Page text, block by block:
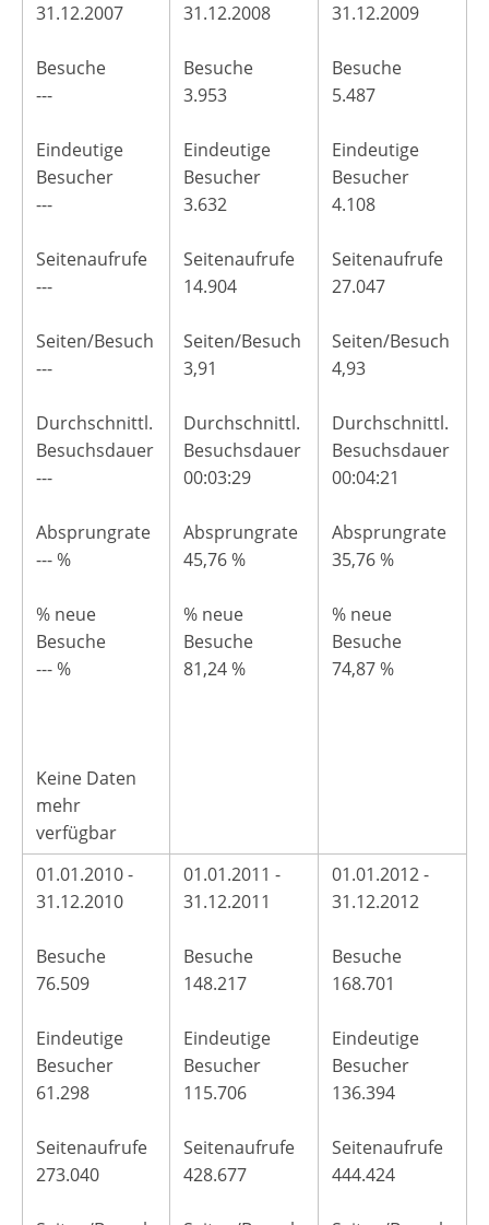
31.12.2007
Besuche
---
Eindeutige
Besucher
---
Seitenaufrufe
---
Seiten/Besuch
---
Durchschnittl.
Besuchsdauer
---
Absprungrate
--- %
% neue
Besuche
--- %
Keine Daten
mehr
verfügbar
31.12.2008
Besuche
3.953
Eindeutige
Besucher
3.632
Seitenaufrufe
14.904
Seiten/Besuch
3,91
Durchschnittl.
Besuchsdauer
00:03:29
Absprungrate
45,76 %
% neue
Besuche
81,24 %
31.12.2009
Besuche
5.487
Eindeutige
Besucher
4.108
Seitenaufrufe
27.047
Seiten/Besuch
4,93
Durchschnittl.
Besuchsdauer
00:04:21
Absprungrate
35,76 %
% neue
Besuche
74,87 %
01.01.2010 -
31.12.2010
Besuche
76.509
Eindeutige
Besucher
61.298
Seitenaufrufe
273.040
01.01.2011 -
31.12.2011
Besuche
148.217
Eindeutige
Besucher
115.706
Seitenaufrufe
428.677
01.01.2012 -
31.12.2012
Besuche
168.701
Eindeutige
Besucher
136.394
Seitenaufrufe
444.424